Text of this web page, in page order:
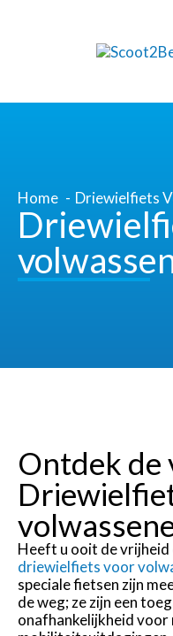
Home Driewielfiets
Ontdek de
Heeft u ooit de vrijheid
driewielfiets voor
speciale fietsen zijn
de weg; ze zijn een
onafhankelijkheid voor